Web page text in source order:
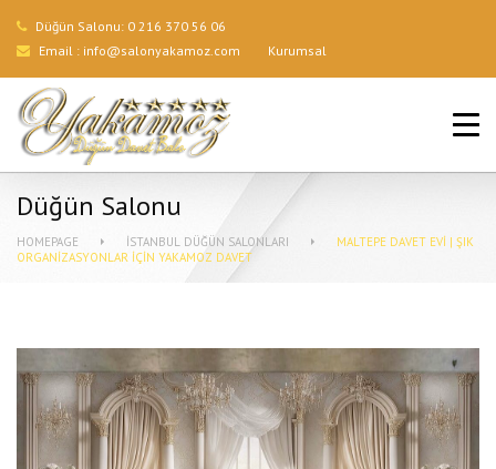
Düğün Salonu: 0 216 370 56 06
Email : info@salonyakamoz.com Kurumsal
ANA SAYFA
HIZMETLERIMIZ
GALERI
İLETIŞIM
Düğün Salonu
HOMEPAGE İSTANBUL DÜĞÜN SALONLARI
MALTEPE DAVET EVI | ŞIK
ORGANIZASYONLAR İÇIN YAKAMOZ DAVET